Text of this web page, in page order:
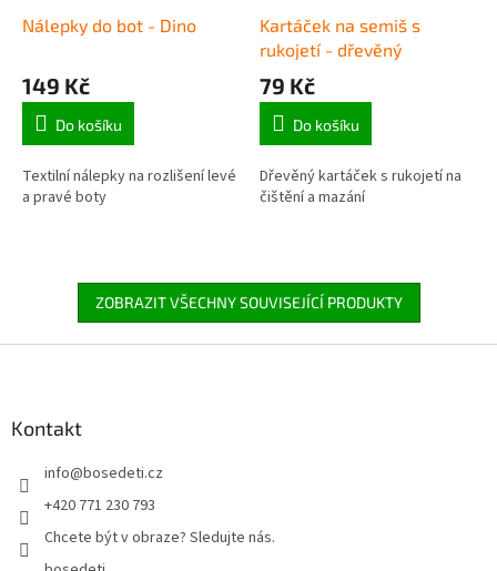
Nálepky do bot - Dino
149 Kč
Do košíku
Textilní nálepky na rozlišení levé
a pravé boty
Kartáček na semiš s
rukojetí - dřevěný
79 Kč
Do košíku
Dřevěný kartáček s rukojetí na
čištění a mazání
ZOBRAZIT VŠECHNY SOUVISEJÍCÍ PRODUKTY
Kontakt
info@bosedeti.cz
+420 771 230 793
Chcete být v obraze? Sledujte nás.